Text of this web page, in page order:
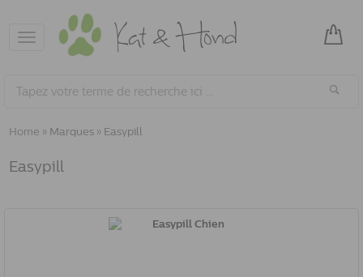
Toggle
navigation
Home » Marques » Easypill
Easypill